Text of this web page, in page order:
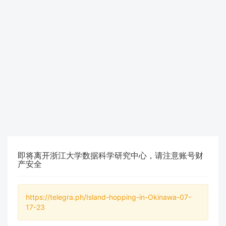
即将离开浙江大学数据科学研究中心，请注意账号财
产安全
https://telegra.ph/Island-hopping-in-Okinawa-07-
17-23